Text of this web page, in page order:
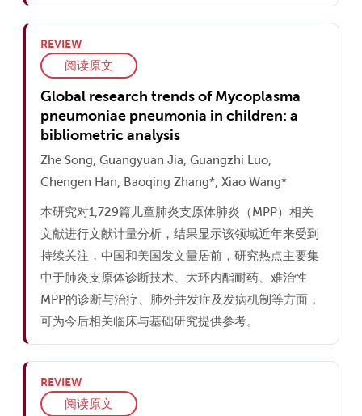
REVIEW
阅读原文
Global research trends of Mycoplasma
pneumoniae pneumonia in children: a
bibliometric analysis
Zhe Song, Guangyuan Jia, Guangzhi Luo,
Chengen Han, Baoqing Zhang*, Xiao Wang*
本研究对1,729篇儿童肺炎支原体肺炎（MPP）相关
文献进行文献计量分析，结果显示该领域近年来受到
持续关注，中国和美国发文量居前，研究热点主要集
中于肺炎支原体诊断技术、大环内酯耐药、难治性
MPP的诊断与治疗、肺外并发症及发病机制等方面，
可为今后相关临床与基础研究提供参考。
REVIEW
阅读原文